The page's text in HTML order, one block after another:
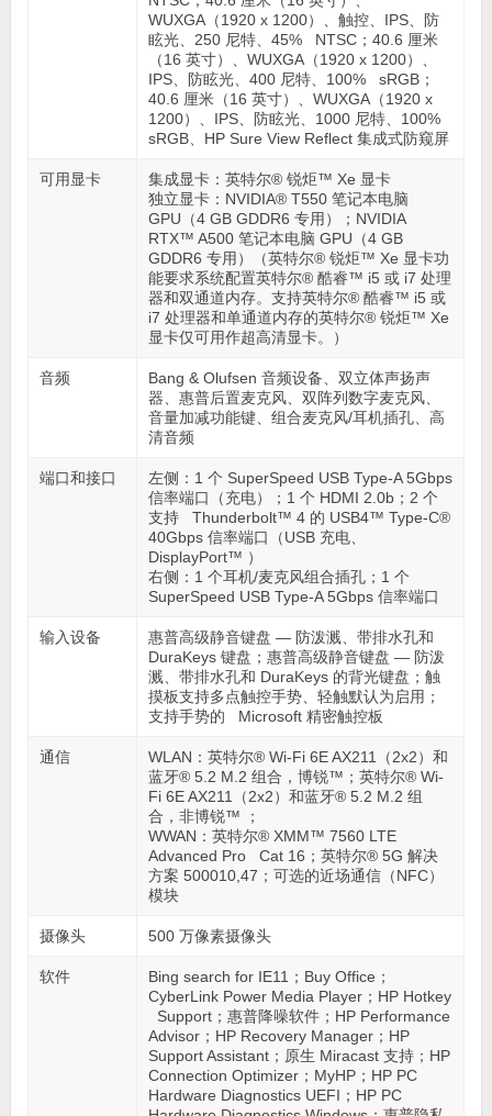
WUXGA（1920 x 1200）、触控、IPS、防
眩光、250 尼特、45% NTSC；40.6 厘米
（16 英寸）、WUXGA（1920 x 1200）、
IPS、防眩光、400 尼特、100% sRGB；
40.6 厘米（16 英寸）、WUXGA（1920 x
1200）、IPS、防眩光、1000 尼特、100%
sRGB、HP Sure View Reflect 集成式防窥屏
可用显卡
集成显卡：英特尔® 锐炬™ Xe 显卡
独立显卡：NVIDIA® T550 笔记本电脑
GPU（4 GB GDDR6 专用）；NVIDIA
RTX™ A500 笔记本电脑 GPU（4 GB
GDDR6 专用）（英特尔® 锐炬™ Xe 显卡功
能要求系统配置英特尔® 酷睿™ i5 或 i7 处理
器和双通道内存。支持英特尔® 酷睿™ i5 或
i7 处理器和单通道内存的英特尔® 锐炬™ Xe
显卡仅可用作超高清显卡。）
音频
Bang & Olufsen 音频设备、双立体声扬声
器、惠普后置麦克风、双阵列数字麦克风、
音量加减功能键、组合麦克风/耳机插孔、高
清音频
端口和接口
左侧：1 个 SuperSpeed USB Type-A 5Gbps
信率端口（充电）；1 个 HDMI 2.0b；2 个
支持 Thunderbolt™ 4 的 USB4™ Type-C®
40Gbps 信率端口（USB 充电、
DisplayPort™ ）
右侧：1 个耳机/麦克风组合插孔；1 个
SuperSpeed USB Type-A 5Gbps 信率端口
输入设备
惠普高级静音键盘 — 防泼溅、带排水孔和
DuraKeys 键盘；惠普高级静音键盘 — 防泼
溅、带排水孔和 DuraKeys 的背光键盘；触
摸板支持多点触控手势、轻触默认为启用；
支持手势的 Microsoft 精密触控板
通信
WLAN：英特尔® Wi-Fi 6E AX211（2x2）和
蓝牙® 5.2 M.2 组合，博锐™；英特尔® Wi-
Fi 6E AX211（2x2）和蓝牙® 5.2 M.2 组
合，非博锐™ ；
WWAN：英特尔® XMM™ 7560 LTE
Advanced Pro Cat 16；英特尔® 5G 解决
方案 500010,47；可选的近场通信（NFC）
模块
摄像头 500 万像素摄像头
软件
Bing search for IE11；Buy Office；
CyberLink Power Media Player；HP Hotkey
Support；惠普降噪软件；HP Performance
Advisor；HP Recovery Manager；HP
Support Assistant；原生 Miracast 支持；HP
Connection Optimizer；MyHP；HP PC
Hardware Diagnostics UEFI；HP PC